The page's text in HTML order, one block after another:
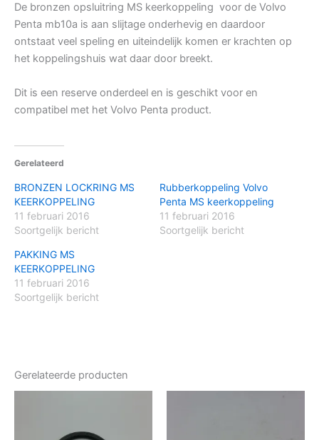
De bronzen opsluitring MS keerkoppeling voor de Volvo
Penta mb10a is aan slijtage onderhevig en daardoor
ontstaat veel speling en uiteindelijk komen er krachten op
het koppelingshuis wat daar door breekt.
Dit is een reserve onderdeel en is geschikt voor en
compatibel met het Volvo Penta product.
Gerelateerd
BRONZEN LOCKRING MS
KEERKOPPELING
11 februari 2016
Soortgelijk bericht
Rubberkoppeling Volvo
Penta MS keerkoppeling
11 februari 2016
Soortgelijk bericht
PAKKING MS
KEERKOPPELING
11 februari 2016
Soortgelijk bericht
Gerelateerde producten